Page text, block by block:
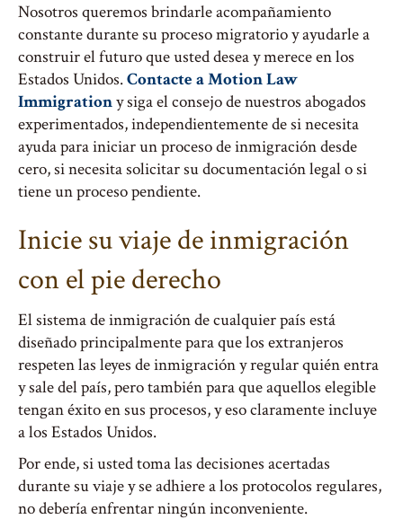
Nosotros queremos brindarle acompañamiento
constante durante su proceso migratorio y ayudarle a
construir el futuro que usted desea y merece en los
Estados Unidos.Contacte a Motion Law
Immigrationy siga el consejo de nuestros abogados
experimentados, independientemente de si necesita
ayuda para iniciar un proceso de inmigración desde
cero, si necesita solicitar su documentación legal o si
tiene un proceso pendiente.
Inicie su viaje de inmigración
con el pie derecho
El sistema de inmigración de cualquier país está
diseñado principalmente para que los extranjeros
respeten las leyes de inmigración y regular quién entra
y sale del país, pero también para que aquellos elegible
tengan éxito en sus procesos, y eso claramente incluye
a los Estados Unidos.
Por ende, si usted toma las decisiones acertadas
durante su viaje y se adhiere a los protocolos regulares,
no debería enfrentar ningún inconveniente.